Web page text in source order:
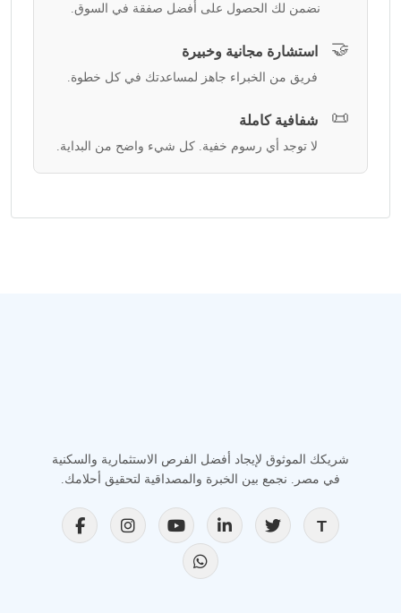
نضمن لك الحصول على أفضل صفقة في السوق.
🤝 استشارة مجانية وخبيرة
فريق من الخبراء جاهز لمساعدتك في كل خطوة.
📜 شفافية كاملة
لا توجد أي رسوم خفية. كل شيء واضح من البداية.
شريكك الموثوق لإيجاد أفضل الفرص الاستثمارية والسكنية
في مصر. نجمع بين الخبرة والمصداقية لتحقيق أحلامك.